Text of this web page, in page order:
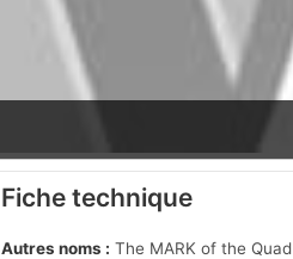
Fiche technique
Autres noms : The MARK of the Quad